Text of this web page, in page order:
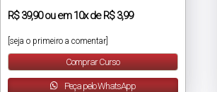
R$39,90ou em10xdeR$ 3,99
[seja o primeiro a comentar]
Comprar Curso
Peça pelo WhatsApp